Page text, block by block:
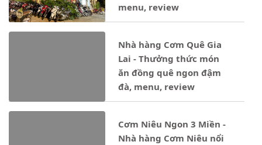
menu, review
Nhà hàng Cơm Quê Gia
Lai - Thưởng thức món
ăn đồng quê ngon đậm
đà, menu, review
Cơm Niêu Ngon 3 Miền -
Nhà hàng Cơm Niêu nổi